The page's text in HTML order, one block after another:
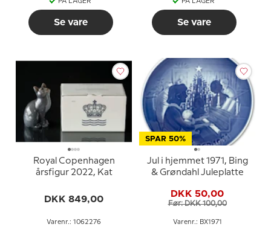
Se vare Se vare
Royal Copenhagen
årsfigur 2022, Kat
DKK 849,00
Varenr.: 1062276
SPAR 50%
Jul i hjemmet 1971, Bing
& Grøndahl Juleplatte
DKK 50,00
Før: DKK 100,00
Varenr.: BX1971